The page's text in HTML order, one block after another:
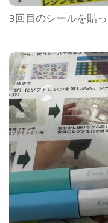
3回目のシールを貼